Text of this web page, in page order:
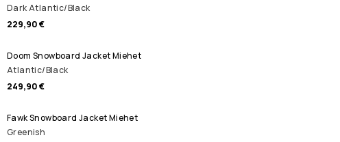
Dark Atlantic/Black
229,90 €
Doom Snowboard Jacket Miehet
Atlantic/Black
249,90 €
Fawk Snowboard Jacket Miehet
Greenish